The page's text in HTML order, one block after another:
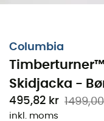
Columbia
Skidjacka -
495,82 kr
inkl. moms